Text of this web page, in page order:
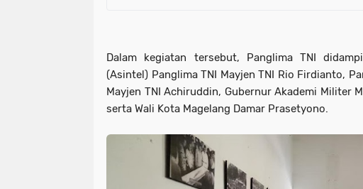
Dalam kegiatan tersebut, Panglima TNI
(Asintel) Panglima TNI Mayjen TNI Rio Firdianto,
Mayjen TNI Achiruddin, Gubernur Akademi Militer
serta Wali Kota Magelang Damar Prasetyono.